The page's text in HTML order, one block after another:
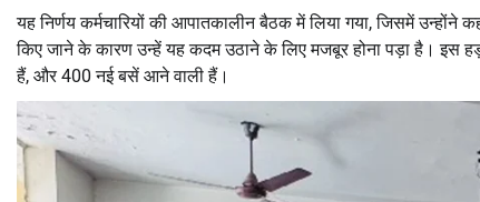
यह निर्णय कर्मचारियों की आपातकालीन बैठक में लिया गया, जिसमें उन्होंने
किए जाने के कारण उन्हें यह कदम उठाने के लिए मजबूर होना पड़ा है।
हैं, और 400 नई बसें आने वाली हैं।